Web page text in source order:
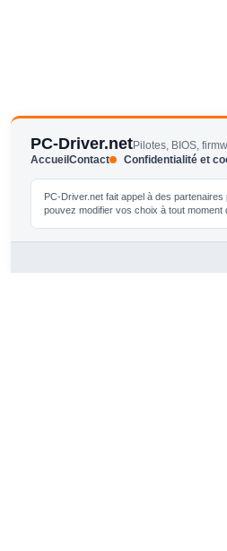
PC-Driver.netPilotes, BIOS,
AccueilContact Confidentialité et
PC-Driver.net fait appel à des
pouvez modifier vos choix à tout moment